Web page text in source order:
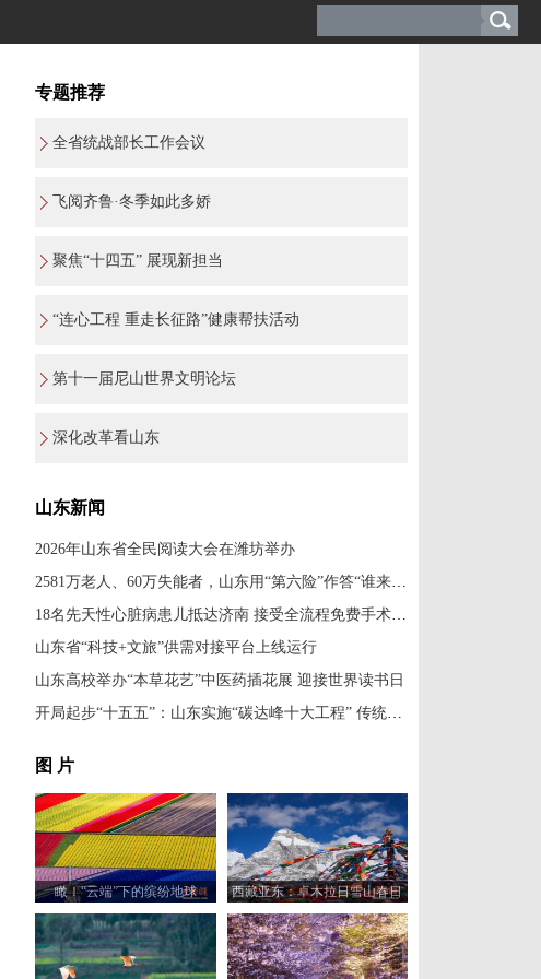
专题推荐
全省统战部长工作会议
飞阅齐鲁·冬季如此多娇
聚焦“十四五” 展现新担当
“连心工程 重走长征路”健康帮扶活动
第十一届尼山世界文明论坛
深化改革看山东
山东新闻
2026年山东省全民阅读大会在潍坊举办
2581万老人、60万失能者，山东用“第六险”作答“谁来照护”这一难题
18名先天性心脏病患儿抵达济南 接受全流程免费手术治疗
山东省“科技+文旅”供需对接平台上线运行
山东高校举办“本草花艺”中医药插花展 迎接世界读书日
开局起步“十五五”：山东实施“碳达峰十大工程” 传统产业将“华丽转身”
图 片
瞰！“云端”下的缤纷地球
西藏亚东：卓木拉日雪山春日
风光美如画